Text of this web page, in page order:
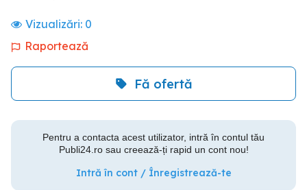
Vizualizări: 0
Raportează
Fă ofertă
Pentru a contacta acest utilizator, intră în contul tău
Publi24.ro sau creează-ți rapid un cont nou!
Intră în cont / Înregistrează-te